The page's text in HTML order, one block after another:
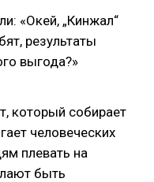
«Окей, „Кинжал“
результаты
выгода?»
который собирает
человеческих
плевать на
быть